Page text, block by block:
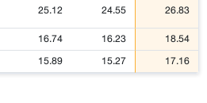
25.12 24.55 26.83
16.74 16.23 18.54
15.89 15.27 17.16